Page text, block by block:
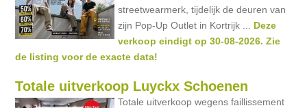
streetwearmerk, tijdelijk de deuren van
zijn Pop-Up Outlet in Kortrijk ... Deze
verkoop eindigt op 30-08-2026. Zie
de listing voor de exacte data!
Totale uitverkoop Luyckx Schoenen
Totale uitverkoop wegens faillissement